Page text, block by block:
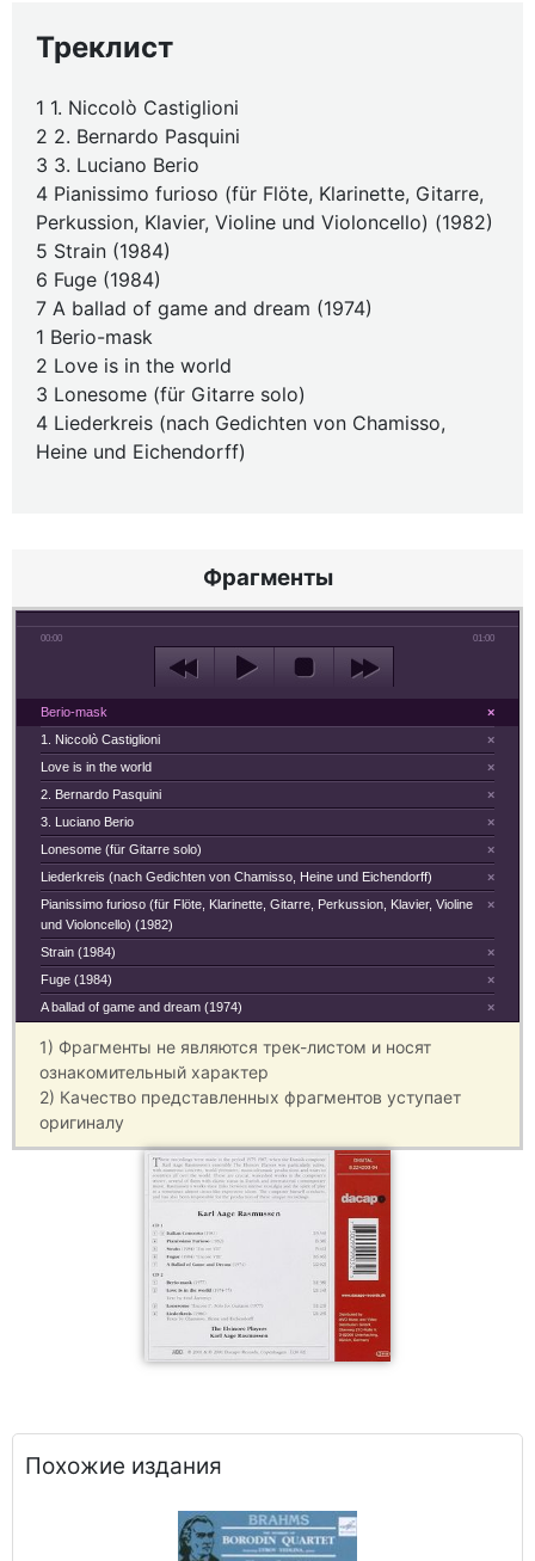
Треклист
1 1. Niccolò Castiglioni
2 2. Bernardo Pasquini
3 3. Luciano Berio
4 Pianissimo furioso (für Flöte, Klarinette, Gitarre,
Perkussion, Klavier, Violine und Violoncello) (1982)
5 Strain (1984)
6 Fuge (1984)
7 A ballad of game and dream (1974)
1 Berio-mask
2 Love is in the world
3 Lonesome (für Gitarre solo)
4 Liederkreis (nach Gedichten von Chamisso,
Heine und Eichendorff)
Фрагменты
00:00 01:00
×
Berio-mask
×
1. Niccolò Castiglioni
×
Love is in the world
×
2. Bernardo Pasquini
×
3. Luciano Berio
×
Lonesome (für Gitarre solo)
×
Liederkreis (nach Gedichten von Chamisso, Heine und Eichendorff)
×
Pianissimo furioso (für Flöte, Klarinette, Gitarre, Perkussion, Klavier, Violine
und Violoncello) (1982)
×
Strain (1984)
×
Fuge (1984)
×
A ballad of game and dream (1974)
1) Фрагменты не являются трек-листом и носят
ознакомительный характер
2) Качество представленных фрагментов уступает
оригиналу
Похожие издания